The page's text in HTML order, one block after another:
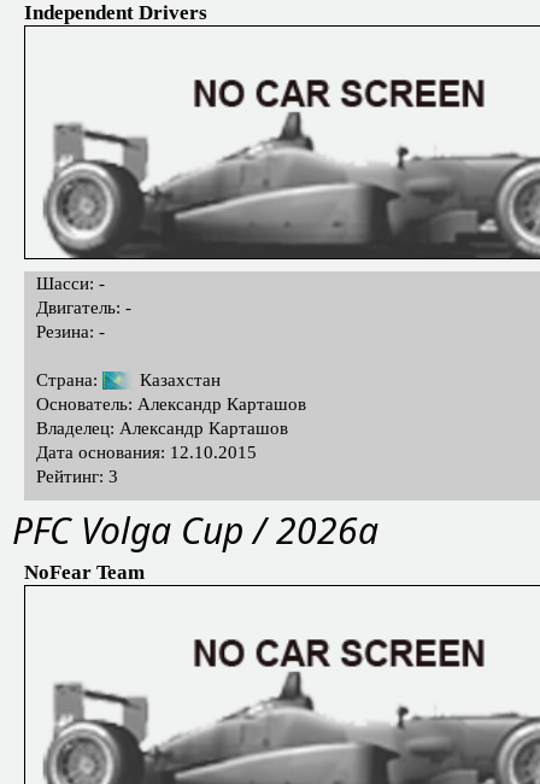
Independent Drivers
Шасси: -
Двигатель: -
Резина: -
Страна:
Казахстан
Основатель: Александр Карташов
Владелец: Александр Карташов
Дата основания: 12.10.2015
Рейтинг: 3
PFС Volga Cup / 2026a
NoFear Team